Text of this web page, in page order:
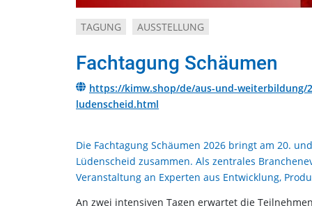
TAGUNG AUSSTELLUNG
Fachtagung Schäumen
https://kimw.shop/de/aus-und-weiterbildung/
ludenscheid.html
Die Fachtagung Schäumen 2026 bringt am 20.
Lüdenscheid zusammen. Als zentrales
Veranstaltung an Experten aus Entwicklung,
An zwei intensiven Tagen erwartet die